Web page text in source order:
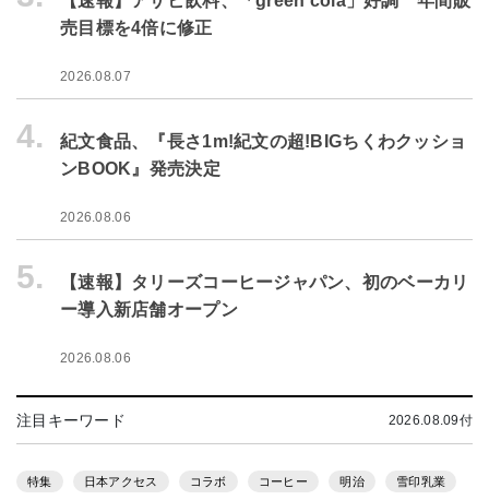
売目標を4倍に修正
2026.08.07
4.
紀文食品、『長さ1m!紀文の超!BIGちくわクッショ
ンBOOK』発売決定
2026.08.06
5.
【速報】タリーズコーヒージャパン、初のベーカリ
ー導入新店舗オープン
2026.08.06
注目キーワード 2026.08.09付
特集 日本アクセス コラボ コーヒー 明治 雪印乳業